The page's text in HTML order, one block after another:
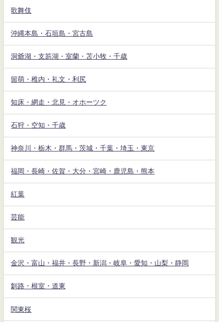
歌舞伎
沖縄本島・石垣島・宮古島
洞爺湖・支笏湖・室蘭・苫小牧・千歳
留萌・稚内・礼文・利尻
知床・網走・北見・オホーツク
石狩・空知・千歳
神奈川・栃木・群馬・茨城・千葉・埼玉・東京
福岡・長崎・佐賀・大分・宮崎・鹿児島・熊本
紅葉
芸能
観光
金沢・富山・福井・長野・新潟・岐阜・愛知・山梨・静岡
釧路・根室・道東
関東桜